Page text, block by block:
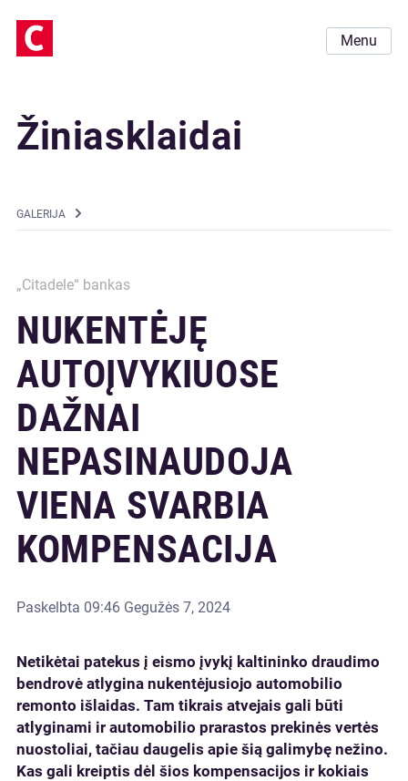
Menu
Žiniasklaidai
GALERIJA
„Citadele“ bankas
NUKENTĖJĘ
AUTOĮVYKIUOSE
DAŽNAI
NEPASINAUDOJA
VIENA SVARBIA
KOMPENSACIJA
Paskelbta 09:46 Gegužės 7, 2024
Netikėtai patekus į eismo įvykį kaltininko draudimo
bendrovė atlygina nukentėjusiojo automobilio
remonto išlaidas. Tam tikrais atvejais gali būti
atlyginami ir automobilio prarastos prekinės vertės
nuostoliai, tačiau daugelis apie šią galimybę nežino.
Kas gali kreiptis dėl šios kompensacijos ir kokiais